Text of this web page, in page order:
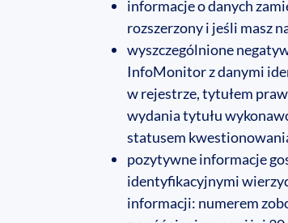
informacje o danych
rozszerzony i jeśli masz
wyszczególnione
InfoMonitor z danymi
w rejestrze, tytułem
wydania tytułu
statusem
pozytywne informacje
identyfikacyjnymi
informacji: numerem